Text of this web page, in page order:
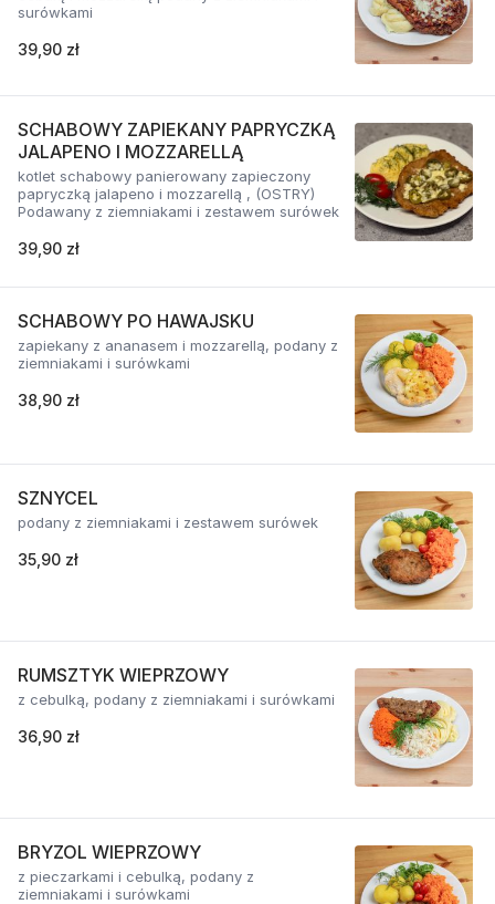
surówkami
39,90 zł
SCHABOWY ZAPIEKANY PAPRYCZKĄ
JALAPENO I MOZZARELLĄ
kotlet schabowy panierowany zapieczony
papryczką jalapeno i mozzarellą , (OSTRY)
Podawany z ziemniakami i zestawem surówek
39,90 zł
SCHABOWY PO HAWAJSKU
zapiekany z ananasem i mozzarellą, podany z
ziemniakami i surówkami
38,90 zł
SZNYCEL
podany z ziemniakami i zestawem surówek
35,90 zł
RUMSZTYK WIEPRZOWY
z cebulką, podany z ziemniakami i surówkami
36,90 zł
BRYZOL WIEPRZOWY
z pieczarkami i cebulką, podany z
ziemniakami i surówkami